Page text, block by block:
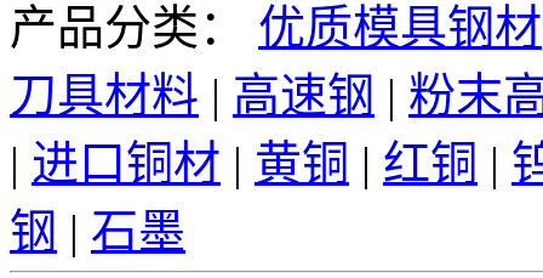
产品分类：
优质模具钢材
刀具材料 | 高速钢 | 粉末
| 进口铜材 | 黄铜 | 红铜 |
钢 | 石墨